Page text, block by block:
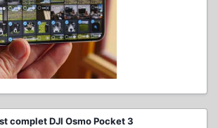
complet DJI Osmo Pocket 3